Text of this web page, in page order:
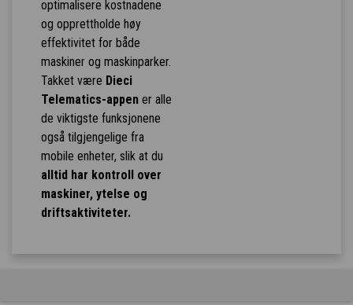
optimalisere kostnadene
og opprettholde høy
effektivitet for både
maskiner og maskinparker.
Takket være Dieci
Telematics-appener alle
de viktigste funksjonene
også tilgjengelige fra
mobile enheter, slik at du
alltid har kontroll over
maskiner, ytelse og
driftsaktiviteter.